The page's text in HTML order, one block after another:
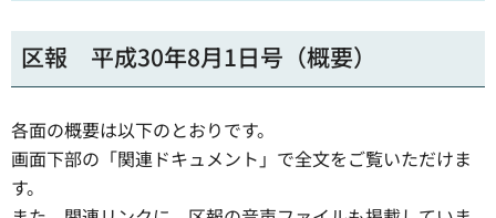
区報 平成30年8月1日号（概要）
各面の概要は以下のとおりです。
画面下部の「関連ドキュメント」で全文をご覧いただけま
す。